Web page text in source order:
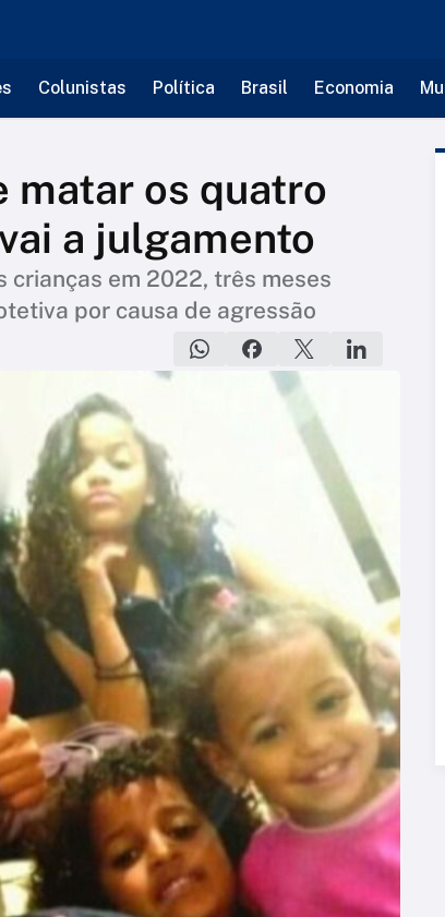
Colunistas Política Brasil Economia
matar os quatro
a julgamento
crianças em 2022, três meses
por causa de agressão